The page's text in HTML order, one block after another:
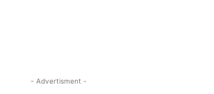
- Advertisment -